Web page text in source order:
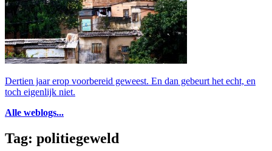
Dertien jaar erop voorbereid geweest. En dan gebeurt het echt, en
toch eigenlijk niet.
Alle weblogs...
Tag: politiegeweld